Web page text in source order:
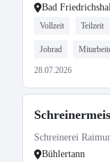
Bad
Vollzeit Teilzeit
Jobrad
28.07.2026
Schreinerei
Bühlertann